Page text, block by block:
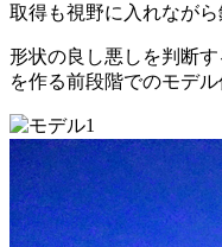
取得も視野に入れながら
形状の良し悪しを判断
を作る前段階でのモデ